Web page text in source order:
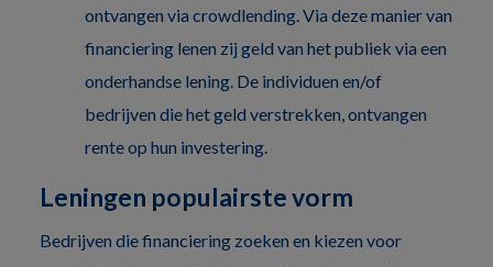
ontvangen via crowdlending. Via deze manier van
financiering lenen zij geld van het publiek via een
onderhandse lening. De individuen en/of
bedrijven die het geld verstrekken, ontvangen
rente op hun investering.
Leningen populairste vorm
Bedrijven die financiering zoeken en kiezen voor